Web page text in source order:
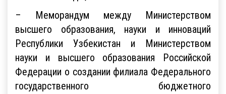
– Меморандум между Министерством
высшего образования, науки и инноваций
Республики Узбекистан и Министерством
науки и высшего образования Российской
Федерации о создании филиала Федерального
государственного бюджетного